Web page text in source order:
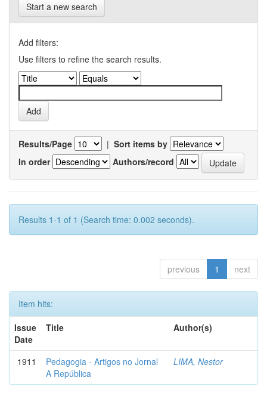
Start a new search
Add filters:
Use filters to refine the search results.
Results/Page | Sort items by
In order
Authors/record
Results 1-1 of 1 (Search time: 0.002 seconds).
previous 1 next
Item hits:
Issue
Date
Title Author(s)
1911
Pedagogia - Artigos no Jornal
A República
LIMA, Nestor